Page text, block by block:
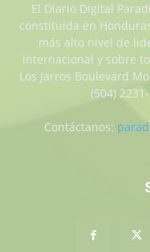
El Diario Digital
constituida en
más alto nivel de
internacional y sobre
Los Jarros Boulevard
(504)
Contáctanos: